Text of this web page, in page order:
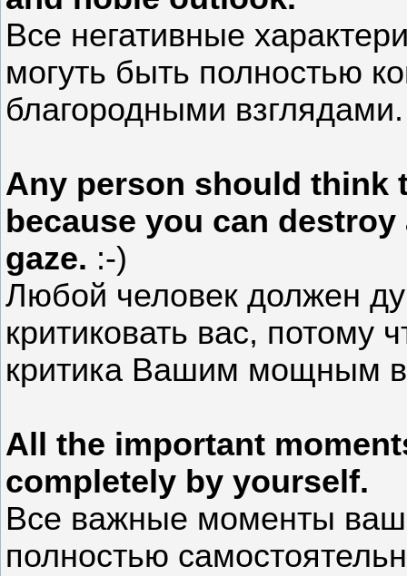
Все негативные
могуть быть полностью
благородными взглядами.
Any person should think
because you can
gaze. :-)
Любой человек должен
критиковать вас, потому
критика Вашим мощным
All the important
completely by yourself.
Все важные моменты
полностью